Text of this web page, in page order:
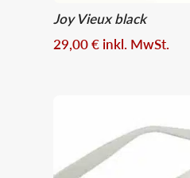
Joy Vieux black
29,00€ inkl. MwSt.